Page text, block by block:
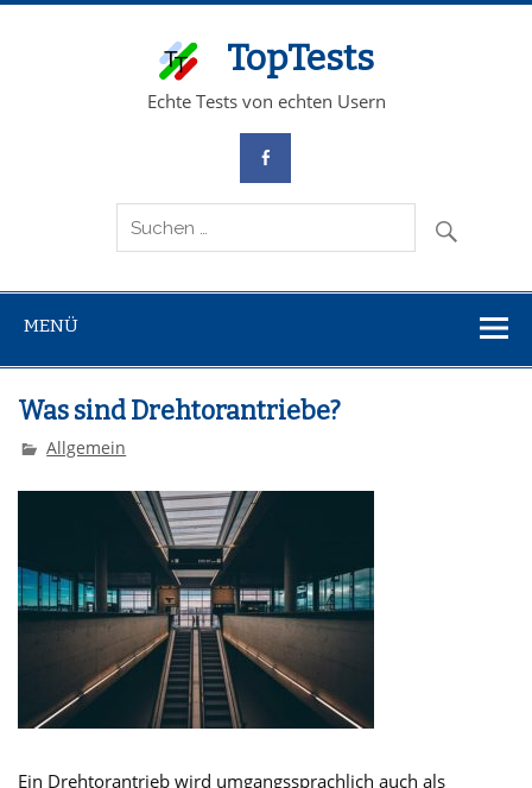
TopTests
Echte Tests von echten Usern
MENÜ
Was sind Drehtorantriebe?
Allgemein
Ein Drehtorantrieb wird umgangssprachlich auch als